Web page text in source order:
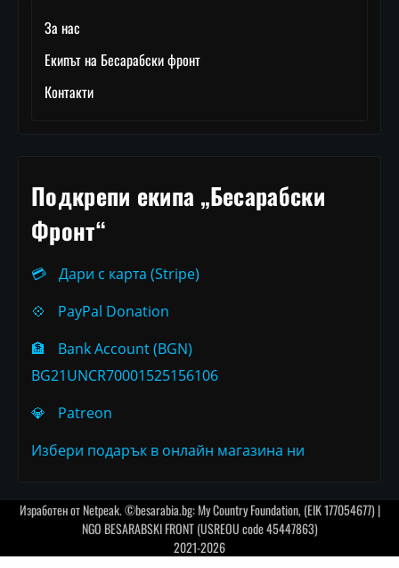
За нас
Екипът на Бесарабски фронт
Контакти
Подкрепи екипа „Бесарабски
Фронт“
💳
Дари с карта (Stripe)
💠
PayPal Donation
🏦
Bank Account (BGN)
BG21UNCR70001525156106
💎
Patreon
Избери подарък в онлайн магазина ни
Изработен отNetpeak. ©besarabia.bg: My Country Foundation, (EIK 177054677) |
NGO BESARABSKI FRONT (USREOU code 45447863)
2021-2026